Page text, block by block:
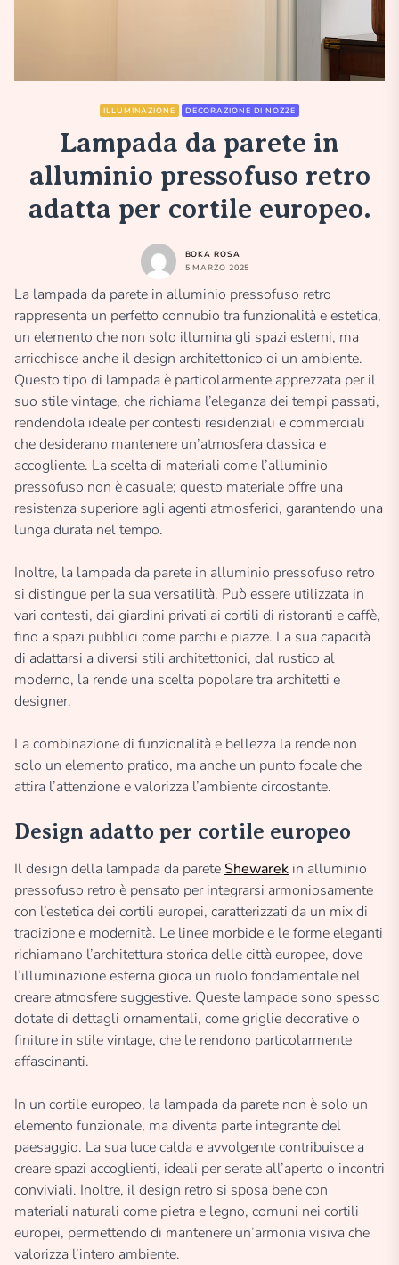
ILLUMINAZIONE DECORAZIONE DI NOZZE
Lampada da parete in
alluminio pressofuso retro
adatta per cortile europeo.
BOKA ROSA
5 MARZO 2025
La lampada da parete in alluminio pressofuso retro
rappresenta un perfetto connubio tra funzionalità e estetica,
un elemento che non solo illumina gli spazi esterni, ma
arricchisce anche il design architettonico di un ambiente.
Questo tipo di lampada è particolarmente apprezzata per il
suo stile vintage, che richiama l’eleganza dei tempi passati,
rendendola ideale per contesti residenziali e commerciali
che desiderano mantenere un’atmosfera classica e
accogliente. La scelta di materiali come l’alluminio
pressofuso non è casuale; questo materiale offre una
resistenza superiore agli agenti atmosferici, garantendo una
lunga durata nel tempo.
Inoltre, la lampada da parete in alluminio pressofuso retro
si distingue per la sua versatilità. Può essere utilizzata in
vari contesti, dai giardini privati ai cortili di ristoranti e caffè,
fino a spazi pubblici come parchi e piazze. La sua capacità
di adattarsi a diversi stili architettonici, dal rustico al
moderno, la rende una scelta popolare tra architetti e
designer.
La combinazione di funzionalità e bellezza la rende non
solo un elemento pratico, ma anche un punto focale che
attira l’attenzione e valorizza l’ambiente circostante.
Design adatto per cortile europeo
Il design della lampada da pareteShewarek in alluminio
pressofuso retro è pensato per integrarsi armoniosamente
con l’estetica dei cortili europei, caratterizzati da un mix di
tradizione e modernità. Le linee morbide e le forme eleganti
richiamano l’architettura storica delle città europee, dove
l’illuminazione esterna gioca un ruolo fondamentale nel
creare atmosfere suggestive. Queste lampade sono spesso
dotate di dettagli ornamentali, come griglie decorative o
finiture in stile vintage, che le rendono particolarmente
affascinanti.
In un cortile europeo, la lampada da parete non è solo un
elemento funzionale, ma diventa parte integrante del
paesaggio. La sua luce calda e avvolgente contribuisce a
creare spazi accoglienti, ideali per serate all’aperto o incontri
conviviali. Inoltre, il design retro si sposa bene con
materiali naturali come pietra e legno, comuni nei cortili
europei, permettendo di mantenere un’armonia visiva che
valorizza l’intero ambiente.